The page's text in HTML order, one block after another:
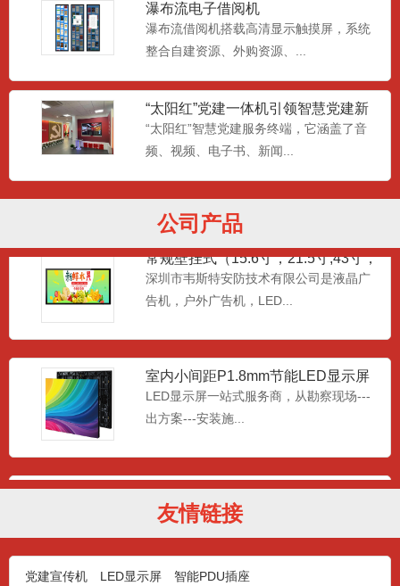
瀑布流电子借阅机
瀑布流借阅机搭载高清显示触摸屏，系统
整合自建资源、外购资源、...
“太阳红”党建一体机引领智慧党建新
方向
“太阳红”智慧党建服务终端，它涵盖了音
频、视频、电子书、新闻...
公司产品
电容壁挂式广告机
深圳市韦斯特安防技术有限公司是液晶广
告机，户外广告机，LED...
红外壁挂式广告机21.5寸32寸43寸55
寸65寸
深圳市韦斯特安防技术有限公司是液晶广
常规壁挂式（15.6寸，21.5寸,43寸，
49寸,55寸
深圳市韦斯特安防技术有限公司是液晶广
告机，户外广告机，LED...
室内小间距P1.8mm节能LED显示屏
LED显示屏一站式服务商，从勘察现场---
出方案---安装施...
室内P1.5小间距LED全彩节能显示器
LED显示屏一站式服务商，从勘察现场---
出方案---安装施...
友情链接
党建宣传机 LED显示屏 智能PDU插座